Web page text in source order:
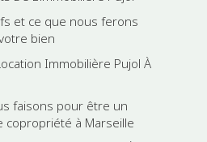
et ce que nous ferons
bien
Immobilière Pujol À
faisons pour être un
copropriété à Marseille